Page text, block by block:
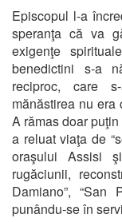
Episcopul l-a
speranţa că va
exigenţe
benedictini s-a
reciproc, care
mănăstirea nu
A rămas doar
a reluat viaţa de
oraşului Assisi
rugăciunii,
Damiano”, “San
punându-se în